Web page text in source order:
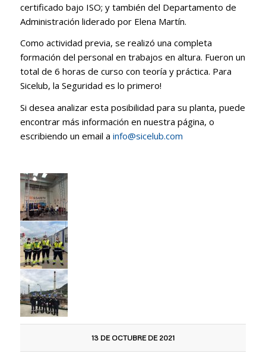
certificado bajo ISO; y también del Departamento de
Administración liderado por Elena Martín.
Como actividad previa, se realizó una completa
formación del personal en trabajos en altura. Fueron un
total de 6 horas de curso con teoría y práctica. Para
Sicelub, la Seguridad es lo primero!
Si desea analizar esta posibilidad para su planta, puede
encontrar más información en nuestra página, o
escribiendo un email a info@sicelub.com
13 DE OCTUBRE DE 2021